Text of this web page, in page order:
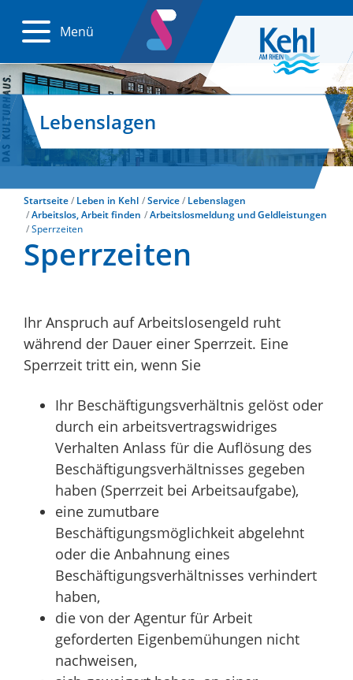
Menü
Lebenslagen
Startseite Leben in Kehl Service
Lebenslagen
Arbeitslos, Arbeit finden
Arbeitslosmeldung und Geldleistungen
Sperrzeiten
Sperrzeiten
Ihr Anspruch auf Arbeitslosengeld ruht
während der Dauer einer Sperrzeit. Eine
Sperrzeit tritt ein, wenn Sie
Ihr Beschäftigungsverhältnis gelöst oder
durch ein arbeitsvertragswidriges
Verhalten Anlass für die Auflösung des
Beschäftigungsverhältnisses gegeben
haben (Sperrzeit bei Arbeitsaufgabe),
eine zumutbare
Beschäftigungsmöglichkeit abgelehnt
oder die Anbahnung eines
Beschäftigungsverhältnisses verhindert
haben,
die von der Agentur für Arbeit
geforderten Eigenbemühungen nicht
nachweisen,